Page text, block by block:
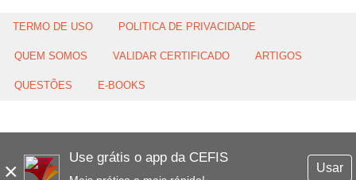
×
Use grátis o app da CEFIS
Usar
TERMO DE USO POLITICA DE PRIVACIDADE
QUEM SOMOS VALIDAR CERTIFICADO ARTIGOS
QUESTÕES E-BOOKS